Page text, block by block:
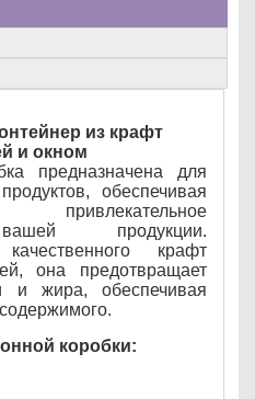
из крафт
и окном
предназначена для
обеспечивая
продукции.
крафт
она предотвращает
и жира, обеспечивая
коробки: